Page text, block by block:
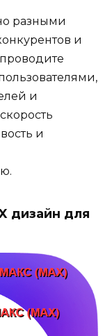
разными
и
и
и
дизайн для